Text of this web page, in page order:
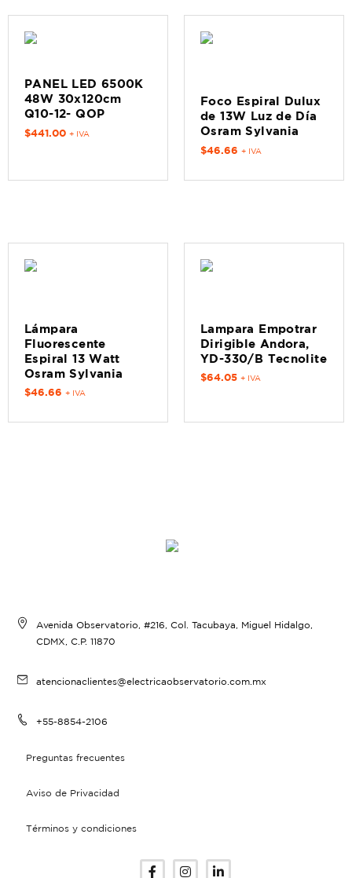
PANEL LED 6500K
48W 30x120cm
Q10-12- QOP
$441.00 + IVA
Foco Espiral Dulux
de 13W Luz de Día
Osram Sylvania
$46.66 + IVA
Lámpara
Fluorescente
Espiral 13 Watt
Osram Sylvania
$46.66 + IVA
Lampara Empotrar
Dirigible Andora,
YD-330/B Tecnolite
$64.05 + IVA
Avenida Observatorio, #216, Col. Tacubaya, Miguel Hidalgo,
CDMX, C.P. 11870
atencionaclientes@electricaobservatorio.com.mx
+55-8854-2106
Preguntas frecuentes
Aviso de Privacidad
Términos y condiciones